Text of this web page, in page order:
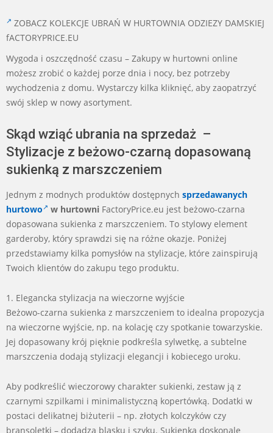
ZOBACZ KOLEKCJE UBRAŃ W HURTOWNIA ODZIEZY DAMSKIEJ
fACTORYPRICE.EU
Wygoda i oszczędność czasu – Zakupy w hurtowni online
możesz zrobić o każdej porze dnia i nocy, bez potrzeby
wychodzenia z domu. Wystarczy kilka kliknięć, aby zaopatrzyć
swój sklep w nowy asortyment.
Skąd wziąć ubrania na sprzedaż –
Stylizacje z beżowo-czarną dopasowaną
sukienką z marszczeniem
Jednym z modnych produktów dostępnych sprzedawanych
hurtowo
w hurtowni FactoryPrice.eu jest beżowo-czarna
dopasowana sukienka z marszczeniem. To stylowy element
garderoby, który sprawdzi się na różne okazje. Poniżej
przedstawiamy kilka pomysłów na stylizacje, które zainspirują
Twoich klientów do zakupu tego produktu.
1. Elegancka stylizacja na wieczorne wyjście
Beżowo-czarna sukienka z marszczeniem to idealna propozycja
na wieczorne wyjście, np. na kolację czy spotkanie towarzyskie.
Jej dopasowany krój pięknie podkreśla sylwetkę, a subtelne
marszczenia dodają stylizacji elegancji i kobiecego uroku.
Aby podkreślić wieczorowy charakter sukienki, zestaw ją z
czarnymi szpilkami i minimalistyczną kopertówką. Dodatki w
postaci delikatnej biżuterii – np. złotych kolczyków czy
bransoletki – dodadzą blasku i szyku. Sukienka doskonale